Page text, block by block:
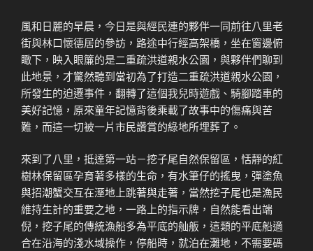
風和日麗的早晨，今日是與經民連的夥伴一同前往八里老
街與林口懷德居的參訪，路途中行經高架橋，坐在窗邊俯
瞰下，映入眼簾的是二重疏洪道親水公園，與夥伴們聊到
此地景，才驚然聽到當初為了打造二重疏洪道親水公園，
所發生的迫遷事件，翻轉了這個我兒時遊戲、騎腳踏車的
美好記憶，原來童年記憶背後乘載了故事中的傷痛與苦
難，而這一切被一片市民讚賞的綠地所埋葬了。
來到了八里，抵達第一站－挖子尾自然保留區，恬靜的紅
樹林保留區孕育著多樣的生命，有水筆仔的搖曳，彈塗魚
與招潮蟹交互在溼地上跳著與走著，當然挖子尾也是漁民
維持生計的重要之地，一路上的指示牌，自然能看出端
倪，挖子尾的傳統漁船多為平底的舢舨，這類的平底船適
合在沿海的淺水域操作，停船時，就泊在灘地，不需要碼